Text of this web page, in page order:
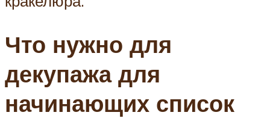
Что нужно для
декупажа для
начинающих список